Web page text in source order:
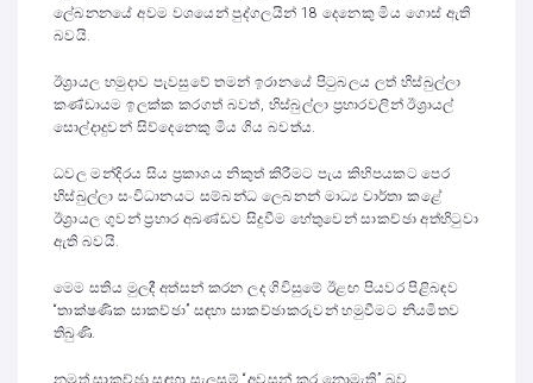
ලේබනනයේ අවම වශයෙන් පුද්ගලයින් 18 දෙනෙකු මිය ගොස් ඇති
බවයි.
ඊශ්‍රායල හමුදාව පැවසුවේ තමන් ඉරානයේ පිටුබලය ලත් හිස්බුල්ලා
කණ්ඩායම ඉලක්ක කරගත් බවත්, හිස්බුල්ලා ප්‍රහාරවලින් ඊශ්‍රායල්
සොල්දාදුවන් සිව්දෙනෙකු මිය ගිය බවත්ය.
ධවල මන්දිරය සිය ප්‍රකාශය නිකුත් කිරීමට පැය කිහිපයකට පෙර
හිස්බුල්ලා සංවිධානයට සම්බන්ධ ලෙබනන් මාධ්‍ය වාර්තා කළේ
ඊශ්‍රායල ගුවන් ප්‍රහාර අඛණ්ඩව සිදුවීම හේතුවෙන් සාකච්ඡා අත්හිටුවා
ඇති බවයි.
මෙම සතිය මුලදී අත්සන් කරන ලද ගිවිසුමේ ඊළඟ පියවර පිළිබඳව
“තාක්ෂණික සාකච්ඡා” සඳහා සාකච්ඡාකරුවන් හමුවීමට නියමිතව
තිබුණි.
නමුත් සාකච්ඡා සඳහා සැලසුම් “අවසන් කර නොමැති” බව